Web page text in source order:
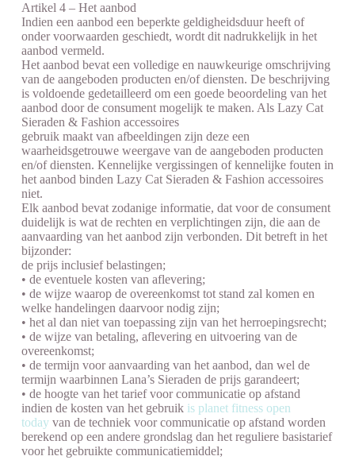
Artikel 4 – Het aanbod
Indien een aanbod een beperkte geldigheidsduur heeft of
onder voorwaarden geschiedt, wordt dit nadrukkelijk in het
aanbod vermeld.
Het aanbod bevat een volledige en nauwkeurige omschrijving
van de aangeboden producten en/of diensten. De beschrijving
is voldoende gedetailleerd om een goede beoordeling van het
aanbod door de consument mogelijk te maken. Als Lazy Cat
Sieraden & Fashion accessoires
gebruik maakt van afbeeldingen zijn deze een
waarheidsgetrouwe weergave van de aangeboden producten
en/of diensten. Kennelijke vergissingen of kennelijke fouten in
het aanbod binden Lazy Cat Sieraden & Fashion accessoires
niet.
Elk aanbod bevat zodanige informatie, dat voor de consument
duidelijk is wat de rechten en verplichtingen zijn, die aan de
aanvaarding van het aanbod zijn verbonden. Dit betreft in het
bijzonder:
de prijs inclusief belastingen;
• de eventuele kosten van aflevering;
• de wijze waarop de overeenkomst tot stand zal komen en
welke handelingen daarvoor nodig zijn;
• het al dan niet van toepassing zijn van het herroepingsrecht;
• de wijze van betaling, aflevering en uitvoering van de
overeenkomst;
• de termijn voor aanvaarding van het aanbod, dan wel de
termijn waarbinnen Lana’s Sieraden de prijs garandeert;
• de hoogte van het tarief voor communicatie op afstand
indien de kosten van het gebruik is planet fitness open
todayvan de techniek voor communicatie op afstand worden
berekend op een andere grondslag dan het reguliere basistarief
voor het gebruikte communicatiemiddel;